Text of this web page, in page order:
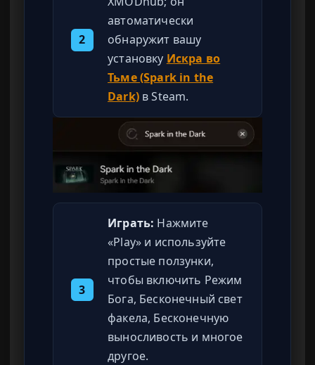
2
автоматически
обнаружит вашу
установку Искра во
Тьме (Spark in the
Dark)в Steam.
3
Играть: Нажмите
«Play» и используйте
простые ползунки,
чтобы включить Режим
Бога, Бесконечный свет
факела, Бесконечную
выносливость и многое
другое.